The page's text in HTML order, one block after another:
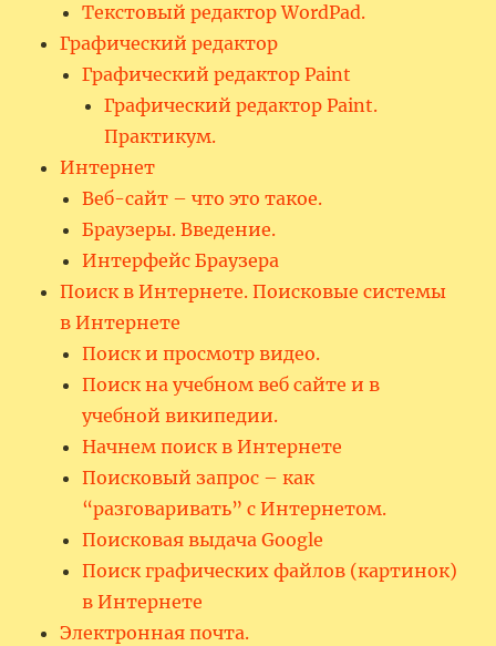
Текстовый редактор WordPad.
Графический редактор
Графический редактор Paint
Графический редактор Paint.
Практикум.
Интернет
Веб-сайт – что это такое.
Браузеры. Введение.
Интерфейс Браузера
Поиск в Интернете. Поисковые системы
в Интернете
Поиск и просмотр видео.
Поиск на учебном веб сайте и в
учебной википедии.
Начнем поиск в Интернете
Поисковый запрос – как
“разговаривать” с Интернетом.
Поисковая выдача Google
Поиск графических файлов (картинок)
в Интернете
Электронная почта.